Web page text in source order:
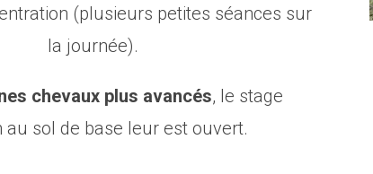
(plusieurs petites séances sur
la journée).
chevaux plus avancés, le stage
au sol de base leur est ouvert.